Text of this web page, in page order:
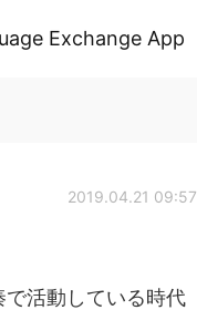
Exchange App
2019.04.21 09:57
活動している時代